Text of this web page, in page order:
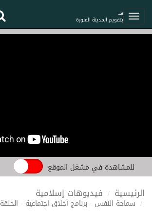
هـ
بتقويم المدينة المنورة
للمشاهدة في مشغل الموقع
الرئيسية فيديوهات إسلامية
سماحة النفس - برنامج أخلاق اجتماعية - الحلقة 12